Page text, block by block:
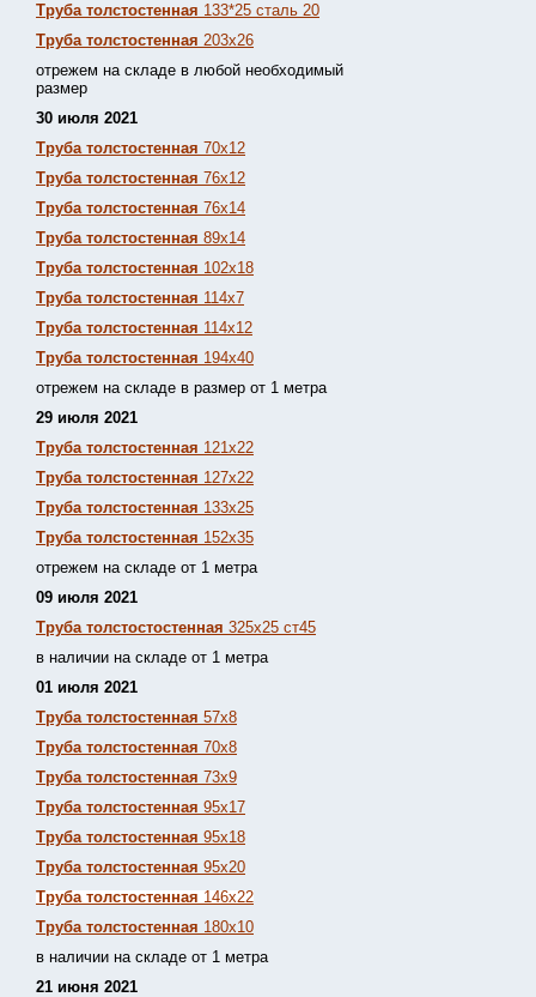
Труба толстостенная 133*25 сталь 20
Труба толстостенная 203х26
отрежем на складе в любой необходимый
размер
30 июля 2021
Труба толстостенная 70х12
Труба толстостенная 76х12
Труба толстостенная 76х14
Труба толстостенная 89х14
Труба толстостенная 102х18
Труба толстостенная 114х7
Труба толстостенная 114х12
Труба толстостенная 194х40
отрежем на складе в размер от 1 метра
29 июля 2021
Труба толстостенная 121х22
Труба толстостенная 127х22
Труба толстостенная 133х25
Труба толстостенная 152х35
отрежем на складе от 1 метра
09 июля 2021
Труба толстостостенная 325х25 ст45
в наличии на складе от 1 метра
01 июля 2021
Труба толстостенная 57х8
Труба толстостенная 70х8
Труба толстостенная 73х9
Труба толстостенная 95х17
Труба толстостенная 95х18
Труба толстостенная 95х20
Труба толстостенная 146х22
Труба толстостенная 180х10
в наличии на складе от 1 метра
21 июня 2021